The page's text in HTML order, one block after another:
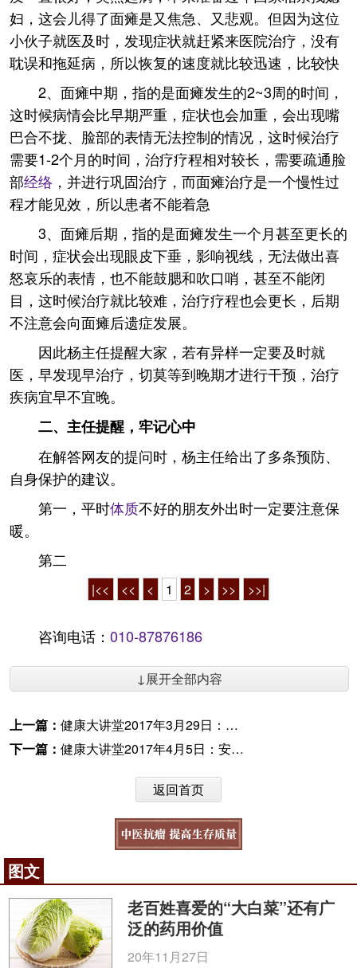
妇，这会儿得了面瘫是又焦急、又悲观。但因为这位
小伙子就医及时，发现症状就赶紧来医院治疗，没有
耽误和拖延病，所以恢复的速度就比较迅速，比较快
2、面瘫中期，指的是面瘫发生的2~3周的时间，
这时候病情会比早期严重，症状也会加重，会出现嘴
巴合不拢、脸部的表情无法控制的情况，这时候治疗
需要1-2个月的时间，治疗疗程相对较长，需要疏通脸
部经络 ，并进行巩固治疗，而面瘫治疗是一个慢性过
程才能见效，所以患者不能着急
3、面瘫后期，指的是面瘫发生一个月甚至更长的
时间，症状会出现眼皮下垂，影响视线，无法做出喜
怒哀乐的表情，也不能鼓腮和吹口哨，甚至不能闭
目，这时候治疗就比较难，治疗疗程也会更长，后期
不注意会向面瘫后遗症发展。
因此杨主任提醒大家，若有异样一定要及时就
医，早发现早治疗，切莫等到晚期才进行干预，治疗
疾病宜早不宜晚。
二、主任提醒，牢记心中
在解答网友的提问时，杨主任给出了多条预防、
自身保护的建议。
第一，平时体质不好的朋友外出时一定要注意保
暖。
第二
|<< << < 1 2 > >> >>|
咨询电话： 010-87876186
↓展开全部内容
上一篇： 健康大讲堂2017年3月29日：北京宣武医院副院长吴英锋谈“老烂腿”
下一篇： 健康大讲堂2017年4月5日：安贞医院何东方教授--冠心病岂是一个支架这么简单呢？
返回首页
图文
老百姓喜爱的“大白菜”还有广
泛的药用价值
20年11月27日